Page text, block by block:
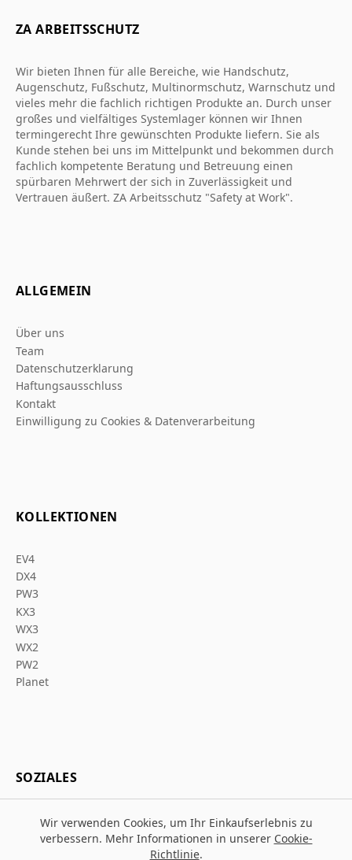
ZA ARBEITSSCHUTZ
Wir bieten Ihnen für alle Bereiche, wie Handschutz,
Augenschutz, Fußschutz, Multinormschutz, Warnschutz und
vieles mehr die fachlich richtigen Produkte an. Durch unser
großes und vielfältiges Systemlager können wir Ihnen
termingerecht Ihre gewünschten Produkte liefern. Sie als
Kunde stehen bei uns im Mittelpunkt und bekommen durch
fachlich kompetente Beratung und Betreuung einen
spürbaren Mehrwert der sich in Zuverlässigkeit und
Vertrauen äußert. ZA Arbeitsschutz "Safety at Work".
ALLGEMEIN
Über uns
Team
Datenschutzerklarung
Haftungsausschluss
Kontakt
Einwilligung zu Cookies & Datenverarbeitung
KOLLEKTIONEN
EV4
DX4
PW3
KX3
WX3
WX2
PW2
Planet
SOZIALES
Wir verwenden Cookies, um Ihr Einkaufserlebnis zu
verbessern. Mehr Informationen in unserer Cookie-
Richtlinie.